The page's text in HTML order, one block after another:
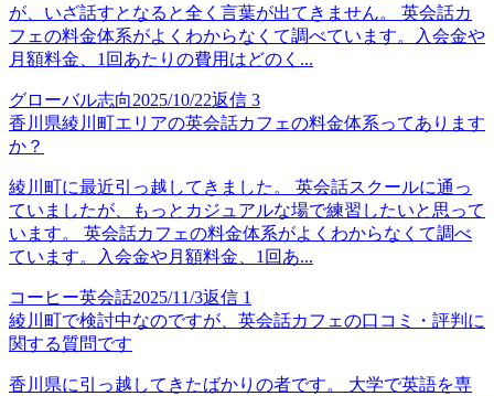
が、いざ話すとなると全く言葉が出てきません。 英会話カ
フェの料金体系がよくわからなくて調べています。入会金や
月額料金、1回あたりの費用はどのく...
グローバル志向2025/10/22返信 3
香川県綾川町エリアの英会話カフェの料金体系ってあります
か？
綾川町に最近引っ越してきました。 英会話スクールに通っ
ていましたが、もっとカジュアルな場で練習したいと思って
います。 英会話カフェの料金体系がよくわからなくて調べ
ています。入会金や月額料金、1回あ...
コーヒー英会話2025/11/3返信 1
綾川町で検討中なのですが、英会話カフェの口コミ・評判に
関する質問です
香川県に引っ越してきたばかりの者です。 大学で英語を専